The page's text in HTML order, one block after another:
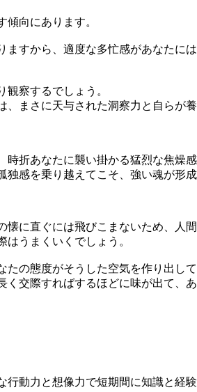
向にあります。
すから、適度な多忙感があなたに
察するでしょう。
まさに天与された洞察力と自らが養
折あなたに襲い掛かる猛烈な焦燥
感を乗り越えてこそ、強い魂が形成
に直ぐには飛びこまないため、人
うまくいくでしょう。
の態度がそうした空気を作り出し
交際すればするほどに味が出て、
動力と想像力で短期間に知識と経験